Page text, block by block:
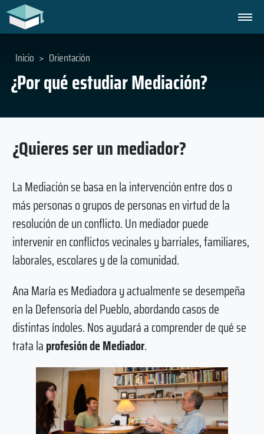
¿Por qué estudiar Mediación?
Inicio > Orientación
¿Quieres ser un mediador?
La Mediación se basa en la intervención entre dos o
más personas o grupos de personas en virtud de la
resolución de un conflicto. Un mediador puede
intervenir en conflictos vecinales y barriales, familiares,
laborales, escolares y de la comunidad.
Ana María es Mediadora y actualmente se desempeña
en la Defensoría del Pueblo, abordando casos de
distintas índoles. Nos ayudará a comprender de qué se
trata laprofesión de Mediador.